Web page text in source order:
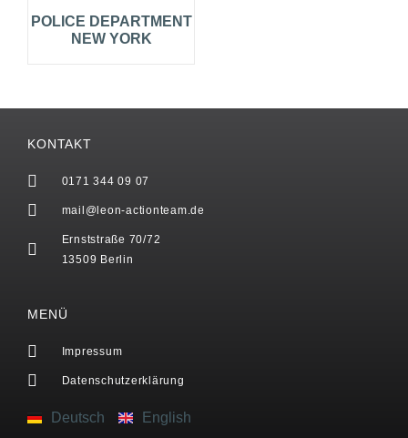
POLICE DEPARTMENT
NEW YORK
KONTAKT
0171 344 09 07
mail@leon-actionteam.de
Ernststraße 70/72
13509 Berlin
MENÜ
Impressum
Datenschutzerklärung
Deutsch English